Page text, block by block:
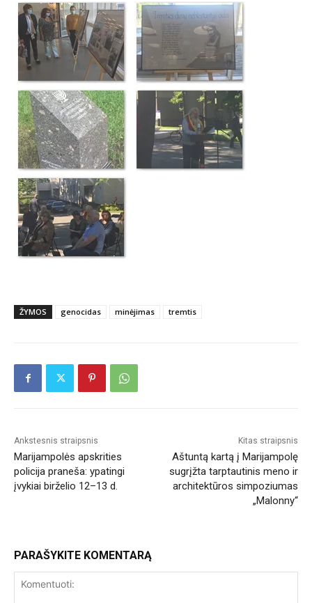
ŽYMOS genocidas minėjimas tremtis
Ankstesnis straipsnis
Marijampolės apskrities
policija praneša: ypatingi
įvykiai birželio 12–13 d.
Kitas straipsnis
Aštuntą kartą į Marijampolę
sugrįžta tarptautinis meno ir
architektūros simpoziumas
„Malonny“
PARAŠYKITE KOMENTARĄ